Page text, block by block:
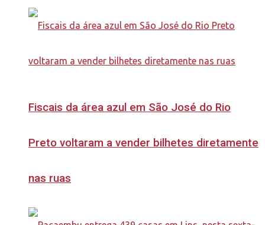
Fiscais da área azul em São José do Rio
Preto voltaram a vender bilhetes diretamente
nas ruas